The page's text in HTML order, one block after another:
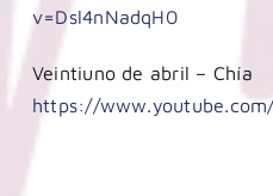
v=Dsl4nNadqH0
Veintiuno de abril – Chía
https://